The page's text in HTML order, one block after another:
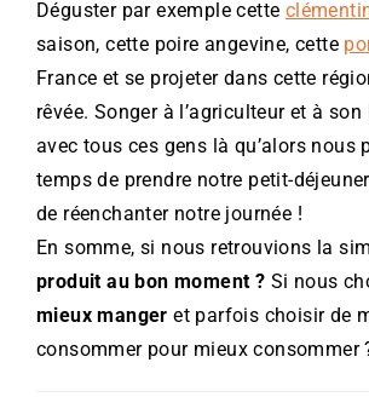
Déguster par exemple cette
saison, cette poire angevine, cette
France et se projeter dans cette
rêvée. Songer à l’agriculteur et à son
avec tous ces gens là qu’alors nous
temps de prendre notre petit-
de réenchanter notre journée !
En somme, si nous retrouvions la
produit au bon moment ? Si nous
mieux manger et parfois choisir de
consommer pour mieux consommer